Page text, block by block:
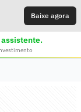
Baixe agora
assistente.